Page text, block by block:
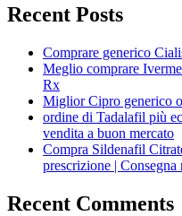
Recent Posts
Comprare generico
Meglio comprare
Rx
Miglior Cipro generico
ordine di Tadalafil più
vendita a buon mercato
Compra Sildenafil
prescrizione | Consegna
Recent Comments